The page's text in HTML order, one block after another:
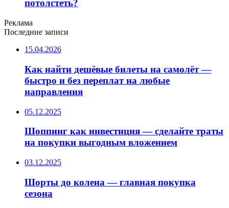
потолстеть?
Реклама
Последние записи
15.04.2026
Как найти дешёвые билеты на самолёт —
быстро и без переплат на любые
направления
05.12.2025
Шоппинг как инвестиция — сделайте траты
на покупки выгодным вложением
03.12.2025
Шорты до колена — главная покупка
сезона